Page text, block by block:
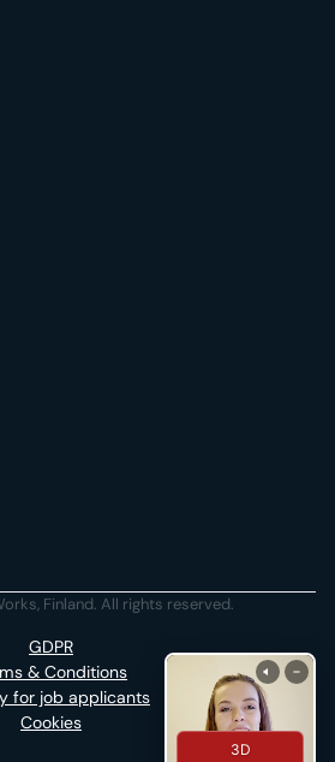
Finland. All rights reserved.
GDPR
& Conditions
for job applicants
Cookies
3D